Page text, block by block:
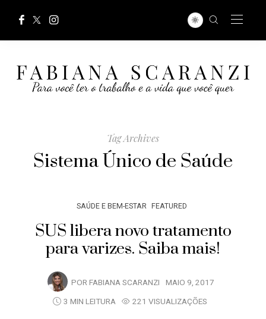
Tag Archives
Sistema Único de Saúde
SAÚDE E BEM-ESTAR FEATURED
SUS libera novo tratamento
para varizes. Saiba mais!
POR FABIANA SCARANZI MAIO 9, 2017
3 MIN LEITURA
221 VISUALIZAÇÕES